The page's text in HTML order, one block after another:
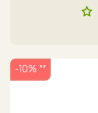
-10% **